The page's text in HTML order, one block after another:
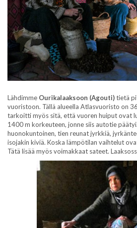
Lähdimme Ourikalaaksoon (Agouti)tietä
vuoristoon. Tällä alueella Atlasvuoristo on
tarkoitti myös sitä, että vuoren huiput ovat
1400 m korkeuteen, jonne siis autotie
huonokuntoinen, tien reunat jyrkkiä,
isojakin kiviä. Koska lämpötilan vaihtelut
Tätä lisää myös voimakkaat sateet.